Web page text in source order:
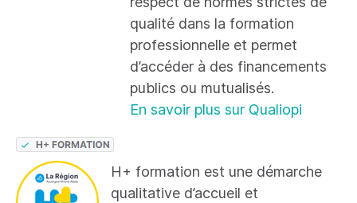
qualité dans la formation
professionnelle et permet
d’accéder à des financements
publics ou mutualisés.
En savoir plus sur Qualiopi
H+ formation est une démarche
qualitative d’accueil et